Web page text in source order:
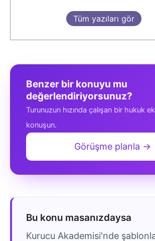
Tüm yazıları gör
Benzer bir konuyu mu
değerlendiriyorsunuz?
Turunuzun hızında çalışan bir hukuk
konuşun.
Görüşme planla →
Bu konu masanızdaysa
Kurucu Akademisi'nde